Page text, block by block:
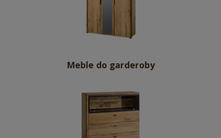
Meble do garderoby